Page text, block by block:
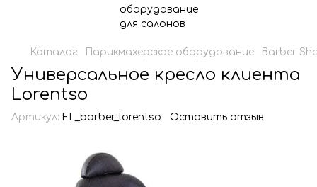
Каталог Парикмахерское оборудование Barber
Универсальное кресло клиента
Lorentso
Артикул: FL_barber_lorentso Оставить отзыв